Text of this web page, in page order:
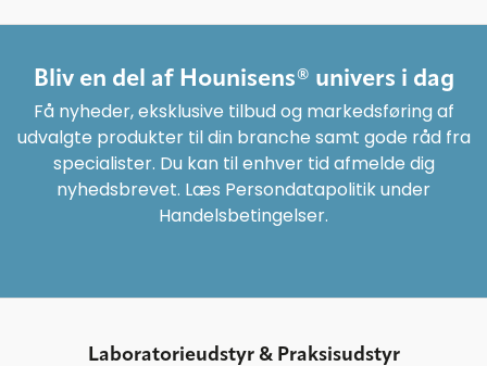
Bliv en del af Hounisens® univers i dag
Få nyheder, eksklusive tilbud og markedsføring af
udvalgte produkter til din branche samt gode råd fra
specialister. Du kan til enhver tid afmelde dig
nyhedsbrevet. Læs Persondatapolitik under
Handelsbetingelser.
Laboratorieudstyr & Praksisudstyr